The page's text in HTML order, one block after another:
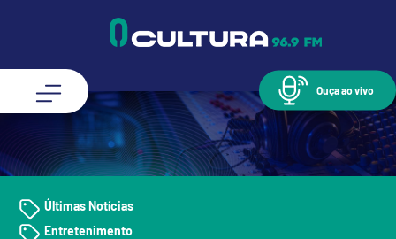
Ouça ao vivo
Últimas Notícias
Entretenimento